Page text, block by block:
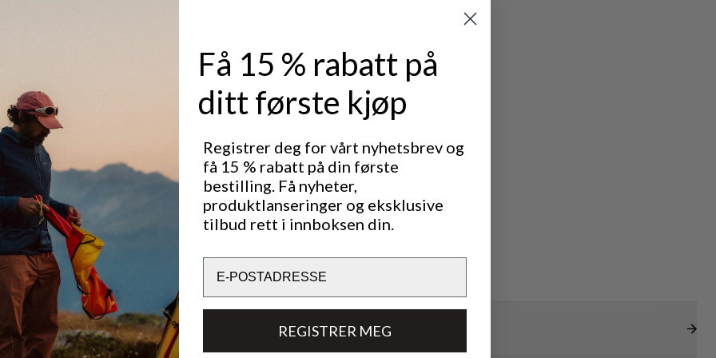
stretch for
lagt til
med
ditt.
fri) for å
Utmerket for
TREKKING
Bærekraftsegenskaper
Få 15 % rabatt på
ditt første kjøp
Registrer deg for vårt nyhetsbrev og
få 15 % rabatt på din første
bestilling. Få nyheter,
produktlanseringer og eksklusive
tilbud rett i innboksen din.
REGISTRER MEG